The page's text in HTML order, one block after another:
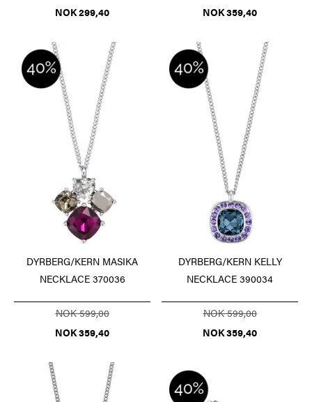
NOK 299,40
NOK 359,40
DYRBERG/KERN MASIKA
NECKLACE 370036
NOK 599,00
NOK 359,40
DYRBERG/KERN KELLY
NECKLACE 390034
NOK 599,00
NOK 359,40